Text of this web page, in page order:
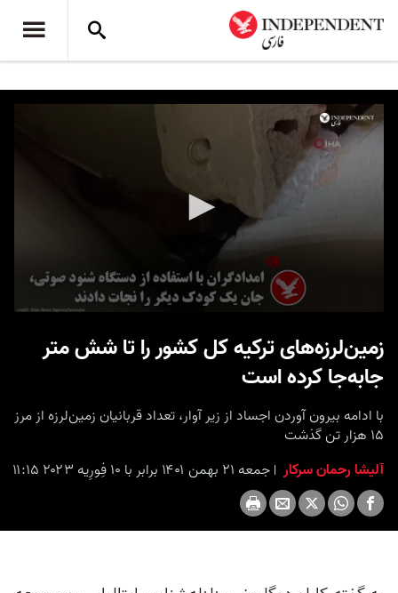
زمین‌لرزه‌های ترکیه کل کشور را تا شش متر
جابه‌جا کرده است
با ادامه بیرون آوردن اجساد از زیر آوار، تعداد قربانیان زمین‌لرزه از مرز
۱۵ هزار تن گذشت
آلیشا رحمان سرکار جمعه ۲۱ بهمن ۱۴۰۱ برابر با ۱۰ فِورِیه ۲۰۲۳ ۱۱:۱۵